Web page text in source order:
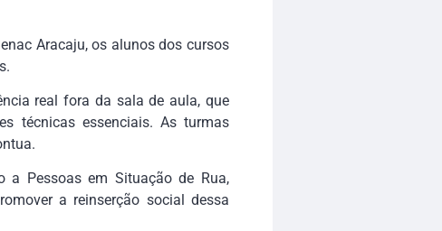
Aracaju, os alunos dos cursos
real fora da sala de aula, que
técnicas essenciais. As turmas
a Pessoas em Situação de Rua,
a reinserção social dessa